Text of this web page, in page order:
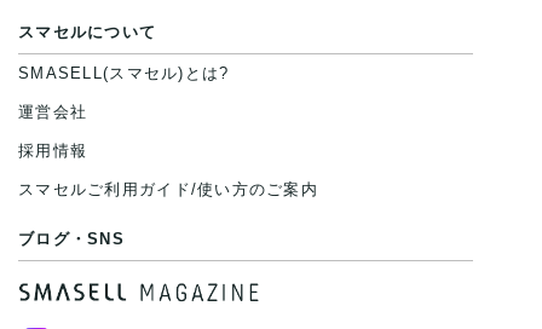
スマセルについて
SMASELL(スマセル)とは?
運営会社
採用情報
スマセルご利用ガイド/使い方のご案内
ブログ・SNS